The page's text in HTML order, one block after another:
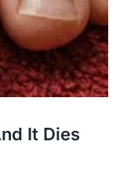
It Dies